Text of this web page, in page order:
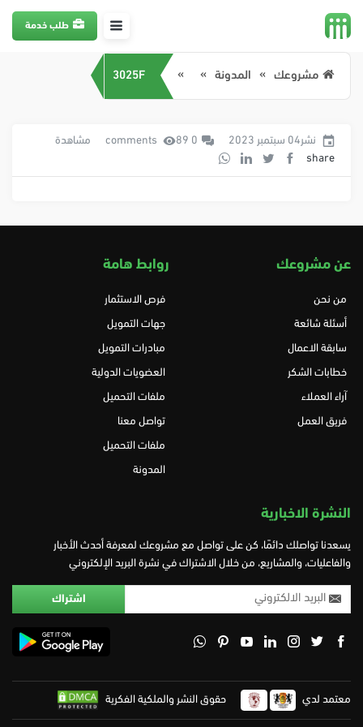
طلب خدمة
مشروعك المدونة 3025F
نشر04 سبتمبر 2023 0 comments 89 مشاهدة
share
عن مشروعك
من نحن
أسئلة شائعة
سابقة الاعمال
خطابات الشكر
آراء العملاء
فريق العمل
روابط هامة
فرص الاستثمار
جهات التمويل
مبادرات التمويل
العضويات الدولية
ملفات التحميل
تواصل معنا
ملفات التحميل
المدونة
النشرة الاخبارية
يسعدنا تواصلك دائمًا، كن على تواصل مع مشروعك لمعرفة أحدث الأخبار
والفاعليات، والمشاريع، من خلال الاشتراك في نشرة البريد الإلكتروني
معتمد لدي حقوق النشر والملكية الفكرية